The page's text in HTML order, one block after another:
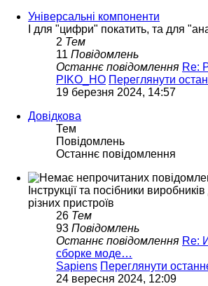
Універсальні компоненти
І для "цифри" покатить, та для
2 Тем
11 Повідомлень
Останнє повідомлення Re:
PIKO_HO Переглянути
19 березня 2024, 14:57
Довідкова
Тем
Повідомлень
Останнє повідомлення
Інструкції та посібники
різних пристроїв
26 Тем
93 Повідомлень
Останнє повідомлення Re:
сборке моде…
Sapiens Переглянути
24 вересня 2024, 12:09